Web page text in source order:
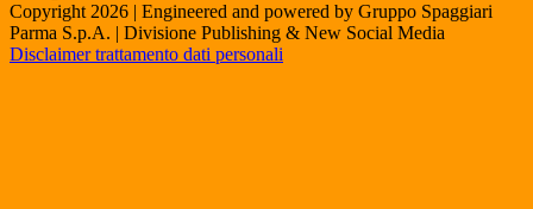
Copyright 2026 | Engineered and powered by Gruppo Spaggiari
Parma S.p.A. | Divisione Publishing & New Social Media
Disclaimer trattamento dati personali